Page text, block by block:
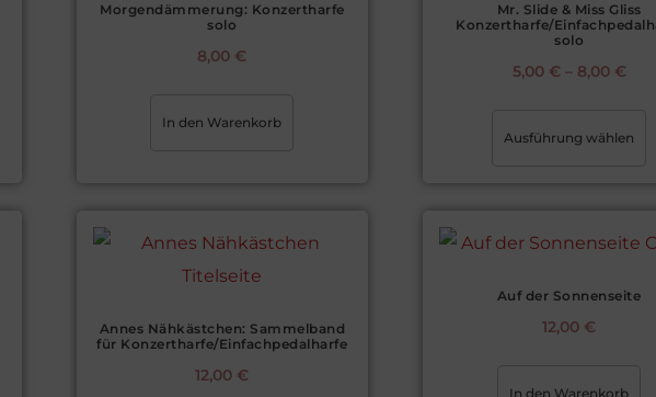
Morgendämmerung: Konzertharfe
solo
8,00 €
In den Warenkorb
Mr. Slide & Miss Gliss
Konzertharfe/
solo
5,00 € – 8,00 €
Ausführung wählen
Annes Nähkästchen: Sammelband
für Konzertharfe/Einfachpedalharfe
12,00 €
Auf der Sonnenseite
12,00 €
In den Warenkorb